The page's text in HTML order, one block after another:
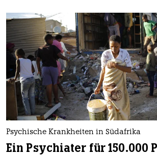
Psychische Krankheiten in Südafrika
Ein Psychiater für 150.000